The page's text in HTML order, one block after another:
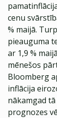
cenu
% maijā.
pieauguma
ar 1,9 %
mēnešos
Bloomberg
inflācija
nākamgad
prognozes